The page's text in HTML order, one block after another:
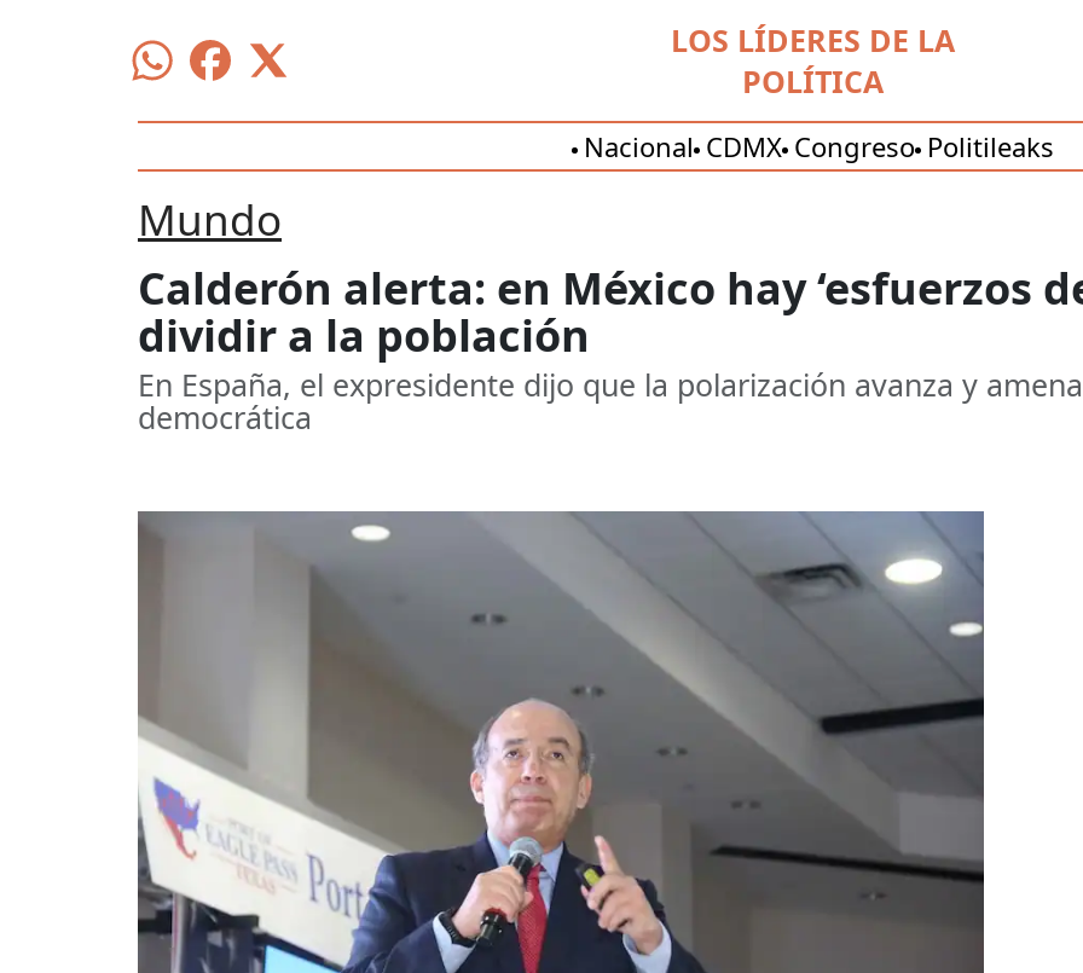
LOS LÍDERES DE LA
POLÍTICA
Nacional CDMX Congreso Politileaks
Mundo
Calderón alerta: en México hay ‘esfuerzos
dividir a la población
En España, el expresidente dijo que la polarización avanza y
democrática